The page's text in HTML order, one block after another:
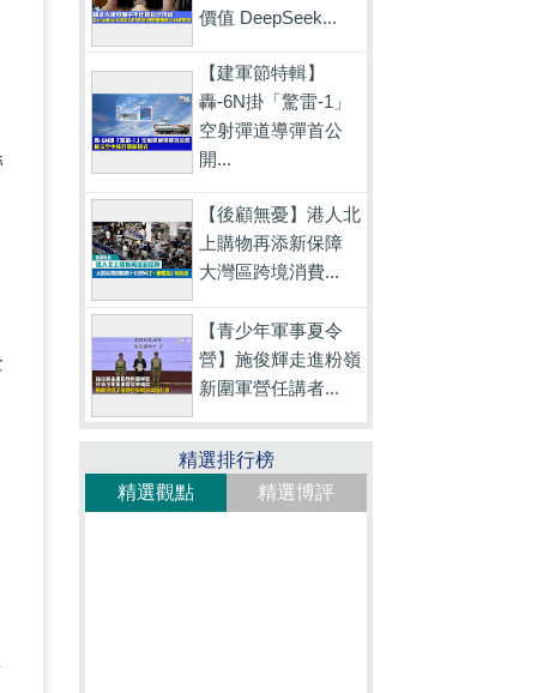
價值 DeepSeek...
【建軍節特輯】
轟-6N掛「驚雷-1」
空射彈道導彈首公
開...
【後顧無憂】港人北
上購物再添新保障
大灣區跨境消費...
【青少年軍事夏令
營】施俊輝走進粉嶺
新圍軍營任講者...
精選排行榜
精選觀點
精選博評